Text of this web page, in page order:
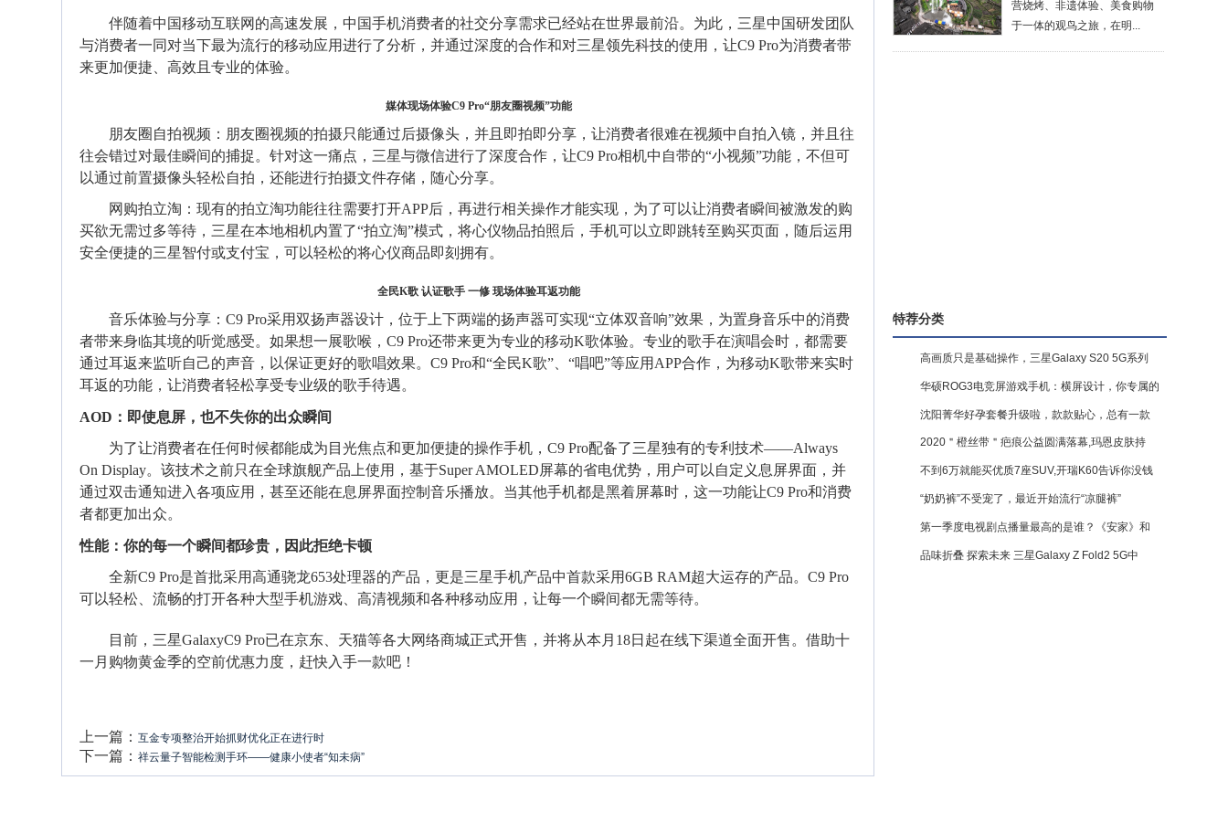
伴随着中国移动互联网的高速发展，中国手机消费者的社交分享需求已经站在世界最前沿。为此，三星中国研发团队
与消费者一同对当下最为流行的移动应用进行了分析，并通过深度的合作和对三星领先科技的使用，让C9 Pro为消费者带
来更加便捷、高效且专业的体验。
媒体现场体验C9 Pro“朋友圈视频”功能
朋友圈自拍视频：朋友圈视频的拍摄只能通过后摄像头，并且即拍即分享，让消费者很难在视频中自拍入镜，并且往
往会错过对最佳瞬间的捕捉。针对这一痛点，三星与微信进行了深度合作，让C9 Pro相机中自带的“小视频”功能，不但可
以通过前置摄像头轻松自拍，还能进行拍摄文件存储，随心分享。
网购拍立淘：现有的拍立淘功能往往需要打开APP后，再进行相关操作才能实现，为了可以让消费者瞬间被激发的购
买欲无需过多等待，三星在本地相机内置了“拍立淘”模式，将心仪物品拍照后，手机可以立即跳转至购买页面，随后运用
安全便捷的三星智付或支付宝，可以轻松的将心仪商品即刻拥有。
全民K歌 认证歌手 一修 现场体验耳返功能
音乐体验与分享：C9 Pro采用双扬声器设计，位于上下两端的扬声器可实现“立体双音响”效果，为置身音乐中的消费
者带来身临其境的听觉感受。如果想一展歌喉，C9 Pro还带来更为专业的移动K歌体验。专业的歌手在演唱会时，都需要
通过耳返来监听自己的声音，以保证更好的歌唱效果。 C9 Pro和“全民K歌”、“唱吧”等应用APP合作，为移动K歌带来实时
耳返的功能，让消费者轻松享受专业级的歌手待遇。
AOD ：即使息屏，也不失你的出众瞬间
为了让消费者在任何时候都能成为目光焦点和更加便捷的操作手机，C9 Pro配备了三星独有的专利技术——Always
On Display。该技术之前只在全球旗舰产品上使用，基于Super AMOLED屏幕的省电优势，用户可以自定义息屏界面，并
通过双击通知进入各项应用，甚至还能在息屏界面控制音乐播放。当其他手机都是黑着屏幕时，这一功能让C9 Pro和消费
者都更加出众。
性能：你的每一个瞬间都珍贵，因此拒绝卡顿
全新C9 Pro是首批采用高通骁龙653处理器的产品，更是三星手机产品中首款采用6GB RAM超大运存的产品。C9 Pro
可以轻松、流畅的打开各种大型手机游戏、高清视频和各种移动应用，让每一个瞬间都无需等待。
目前，三星GalaxyC9 Pro已在京东、天猫等各大网络商城正式开售， 并将从本月18日起在线下渠道全面开售。 借助十
一月购物黄金季的空前优惠力度，赶快入手一款吧！
上一篇： 互金专项整治开始抓财优化正在进行时
下一篇： 祥云量子智能检测手环——健康小使者“知未病”
营烧烤、非遗体验、美食购物
于一体的观鸟之旅，在明...
特荐分类
高画质只是基础操作，三星Galaxy S20 5G系列
华硕ROG3电竞屏游戏手机：横屏设计，你专属的
沈阳菁华好孕套餐升级啦，款款贴心，总有一款
2020＂橙丝带＂疤痕公益圆满落幕,玛恩皮肤持
不到6万就能买优质7座SUV,开瑞K60告诉你没钱
“奶奶裤”不受宠了，最近开始流行“凉腿裤”
第一季度电视剧点播量最高的是谁？《安家》和
品味折叠 探索未来 三星Galaxy Z Fold2 5G中